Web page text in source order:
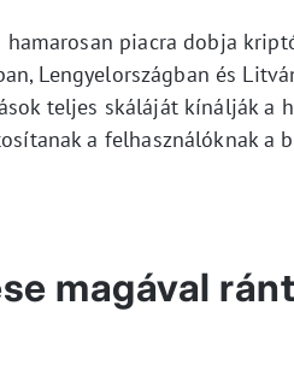
piacra dobja
Lengyelországban és
teljes skáláját kínálják a
a felhasználóknak a
magával